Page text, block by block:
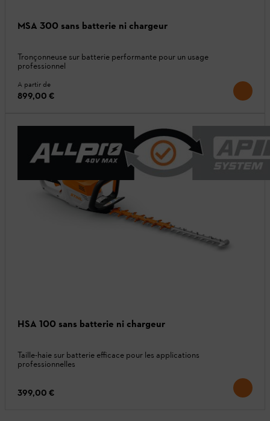
MSA 300 sans batterie ni chargeur
Tronçonneuse sur batterie performante pour un usage
professionnel
A partir de
899,00 €
HSA 100 sans batterie ni chargeur
Taille-haie sur batterie efficace pour les applications
professionnelles
399,00 €